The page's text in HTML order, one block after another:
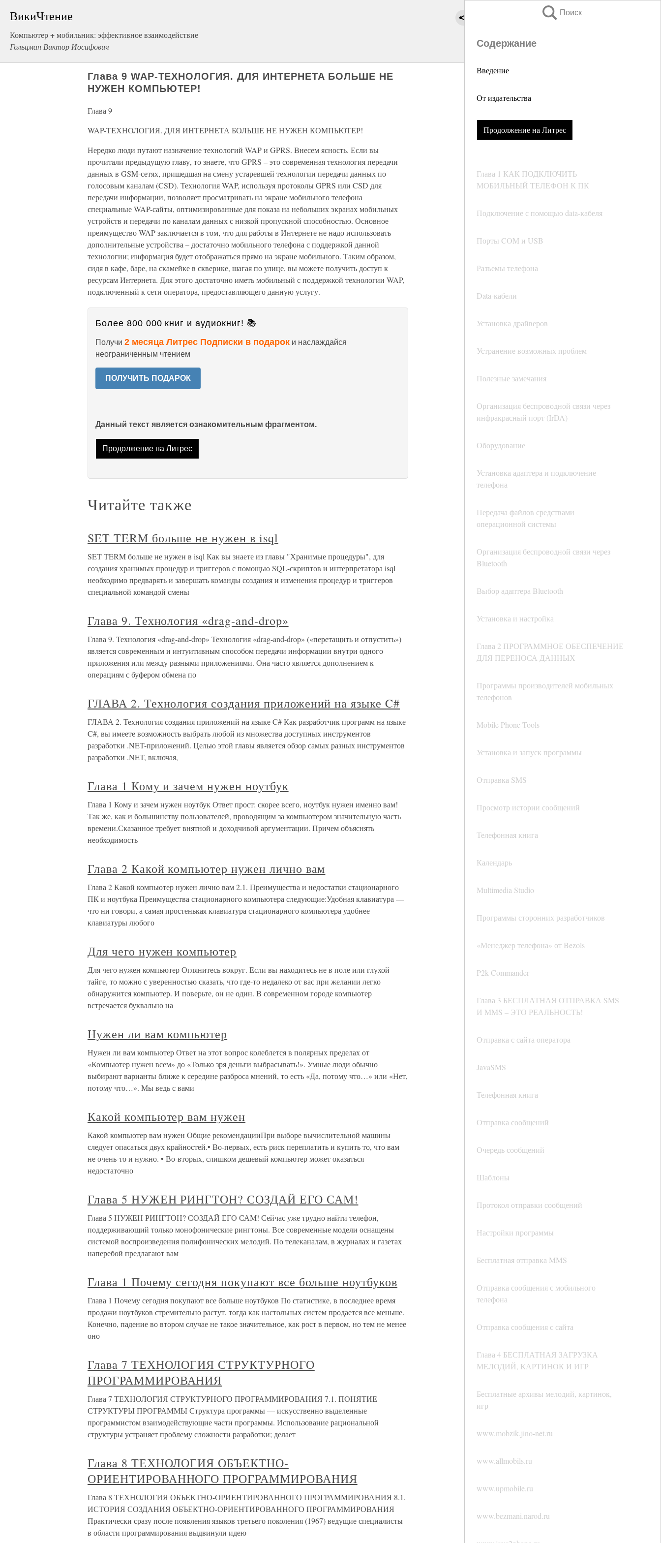
ВикиЧтение
Компьютер + мобильник: эффективное взаимодействие
Гольцман Виктор Иосифович
Поиск
Содержание
Введение
От издательства
Продолжение на Литрес
Глава 1 КАК ПОДКЛЮЧИТЬ
МОБИЛЬНЫЙ ТЕЛЕФОН К ПК
Подключение с помощью data-кабеля
Порты COM и USB
Разъемы телефона
Data-кабели
Установка драйверов
Устранение возможных проблем
Полезные замечания
Организация беспроводной связи через
инфракрасный порт (IrDA)
Оборудование
Установка адаптера и подключение
телефона
Передача файлов средствами
операционной системы
Организация беспроводной связи через
Bluetooth
Выбор адаптера Bluetooth
Установка и настройка
Глава 2 ПРОГРАММНОЕ ОБЕСПЕЧЕНИЕ
ДЛЯ ПЕРЕНОСА ДАННЫХ
Программы производителей мобильных
телефонов
Mobile Phone Tools
Установка и запуск программы
Отправка SMS
Просмотр истории сообщений
Телефонная книга
Календарь
Multimedia Studio
Программы сторонних разработчиков
«Менеджер телефона» от Bezols
P2k Commander
Глава 3 БЕСПЛАТНАЯ ОТПРАВКА SMS
И MMS – ЭТО РЕАЛЬНОСТЬ!
Отправка с сайта оператора
JavaSMS
Телефонная книга
Отправка сообщений
Очередь сообщений
Шаблоны
Протокол отправки сообщений
Настройки программы
Бесплатная отправка MMS
Отправка сообщения с мобильного
телефона
Отправка сообщения с сайта
Глава 4 БЕСПЛАТНАЯ ЗАГРУЗКА
МЕЛОДИЙ, КАРТИНОК И ИГР
Бесплатные архивы мелодий, картинок,
игр
www.mobzik.jino-net.ru
www.allmobils.ru
www.upmobile.ru
www.bezmani.narod.ru
Глава 9 WAP-ТЕХНОЛОГИЯ. ДЛЯ ИНТЕРНЕТА БОЛЬШЕ НЕ
НУЖЕН КОМПЬЮТЕР!
Глава 9
WAP-ТЕХНОЛОГИЯ. ДЛЯ ИНТЕРНЕТА БОЛЬШЕ НЕ НУЖЕН КОМПЬЮТЕР!
Нередко люди путают назначение технологий WAP и GPRS. Внесем ясность. Если вы
прочитали предыдущую главу, то знаете, что GPRS – это современная технология передачи
данных в GSM-сетях, пришедшая на смену устаревшей технологии передачи данных по
голосовым каналам (CSD). Технология WAP, используя протоколы GPRS или CSD для
передачи информации, позволяет просматривать на экране мобильного телефона
специальные WAP-сайты, оптимизированные для показа на небольших экранах мобильных
устройств и передачи по каналам данных с низкой пропускной способностью. Основное
преимущество WAP заключается в том, что для работы в Интернете не надо использовать
дополнительные устройства – достаточно мобильного телефона с поддержкой данной
технологии; информация будет отображаться прямо на экране мобильного. Таким образом,
сидя в кафе, баре, на скамейке в скверике, шагая по улице, вы можете получить доступ к
ресурсам Интернета. Для этого достаточно иметь мобильный с поддержкой технологии WAP,
подключенный к сети оператора, предоставляющего данную услугу.
Более 800 000 книг и аудиокниг! 📚
Получи 2 месяца Литрес Подписки в подарок и наслаждайся
неограниченным чтением
ПОЛУЧИТЬ ПОДАРОК
Данный текст является ознакомительным фрагментом.
Продолжение на Литрес
Читайте также
SET TERM больше не нужен в isql
SET TERM больше не нужен в isql Как вы знаете из главы "Хранимые процедуры", для
создания хранимых процедур и триггеров с помощью SQL-скриптов и интерпретатора isql
необходимо предварять и завершать команды создания и изменения процедур и триггеров
специальной командой смены
Глава 9. Технология «drag-and-drop»
Глава 9. Технология «drag-and-drop» Технология «drag-and-drop» («перетащить и отпустить»)
является современным и интуитивным способом передачи информации внутри одного
приложения или между разными приложениями. Она часто является дополнением к
операциям с буфером обмена по
ГЛАВА 2. Технология создания приложений на языке C#
ГЛАВА 2. Технология создания приложений на языке C# Как разработчик программ на языке
C#, вы имеете возможность выбрать любой из множества доступных инструментов
разработки .NET-приложений. Целью этой главы является обзор самых разных инструментов
разработки .NET, включая,
Глава 1 Кому и зачем нужен ноутбук
Глава 1 Кому и зачем нужен ноутбук Ответ прост: скорее всего, ноутбук нужен именно вам!
Так же, как и большинству пользователей, проводящим за компьютером значительную часть
времени.Сказанное требует внятной и доходчивой аргументации. Причем объяснять
необходимость
Глава 2 Какой компьютер нужен лично вам
Глава 2 Какой компьютер нужен лично вам 2.1. Преимущества и недостатки стационарного
ПК и ноутбука Преимущества стационарного компьютера следующие:Удобная клавиатура —
что ни говори, а самая простенькая клавиатура стационарного компьютера удобнее
клавиатуры любого
Для чего нужен компьютер
Для чего нужен компьютер Оглянитесь вокруг. Если вы находитесь не в поле или глухой
тайге, то можно с уверенностью сказать, что где-то недалеко от вас при желании легко
обнаружится компьютер. И поверьте, он не один. В современном городе компьютер
встречается буквально на
Нужен ли вам компьютер
Нужен ли вам компьютер Ответ на этот вопрос колеблется в полярных пределах от
«Компьютер нужен всем» до «Только зря деньги выбрасывать!». Умные люди обычно
выбирают варианты ближе к середине разброса мнений, то есть «Да, потому что…» или «Нет,
потому что…». Мы ведь с вами
Какой компьютер вам нужен
Какой компьютер вам нужен Общие рекомендацииПри выборе вычислительной машины
следует опасаться двух крайностей.• Во-первых, есть риск переплатить и купить то, что вам
не очень-то и нужно. • Во-вторых, слишком дешевый компьютер может оказаться
недостаточно
Глава 5 НУЖЕН РИНГТОН? СОЗДАЙ ЕГО САМ!
Глава 5 НУЖЕН РИНГТОН? СОЗДАЙ ЕГО САМ! Сейчас уже трудно найти телефон,
поддерживающий только монофонические рингтоны. Все современные модели оснащены
системой воспроизведения полифонических мелодий. По телеканалам, в журналах и газетах
наперебой предлагают вам
Глава 1 Почему сегодня покупают все больше ноутбуков
Глава 1 Почему сегодня покупают все больше ноутбуков По статистике, в последнее время
продажи ноутбуков стремительно растут, тогда как настольных систем продается все меньше.
Конечно, падение во втором случае не такое значительное, как рост в первом, но тем не менее
оно
Глава 7 ТЕХНОЛОГИЯ СТРУКТУРНОГО
ПРОГРАММИРОВАНИЯ
Глава 7 ТЕХНОЛОГИЯ СТРУКТУРНОГО ПРОГРАММИРОВАНИЯ 7.1. ПОНЯТИЕ
СТРУКТУРЫ ПРОГРАММЫ Структура программы — искусственно выделенные
программистом взаимодействующие части программы. Использование рациональной
структуры устраняет проблему сложности разработки; делает
Глава 8 ТЕХНОЛОГИЯ ОБЪЕКТНО-
ОРИЕНТИРОВАННОГО ПРОГРАММИРОВАНИЯ
Глава 8 ТЕХНОЛОГИЯ ОБЪЕКТНО-ОРИЕНТИРОВАННОГО ПРОГРАММИРОВАНИЯ 8.1.
ИСТОРИЯ СОЗДАНИЯ ОБЪЕКТНО-ОРИЕНТИРОВАННОГО ПРОГРАММИРОВАНИЯ
Практически сразу после появления языков третьего поколения (1967) ведущие специалисты
в области программирования выдвинули идею